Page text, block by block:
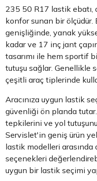
235 50 R17 lastik
konfor sunan bir
genişliğinde, yanak
kadar ve 17 inç jant
tasarımı ile hem sportif
tutuşu sağlar. Genellikle
çeşitli araç tiplerinde
Aracınıza uygun lastik
güvenliği ön planda
tepkilerini ve yol
Servislet'in geniş ürün
lastik modelleri
seçenekleri
uygun bir lastik seçimi